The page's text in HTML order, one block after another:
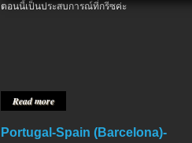
ตอนนี้เป็นประสบการณ์ที่กรีซค่ะ
Read more
Portugal-Spain (Barcelona)-